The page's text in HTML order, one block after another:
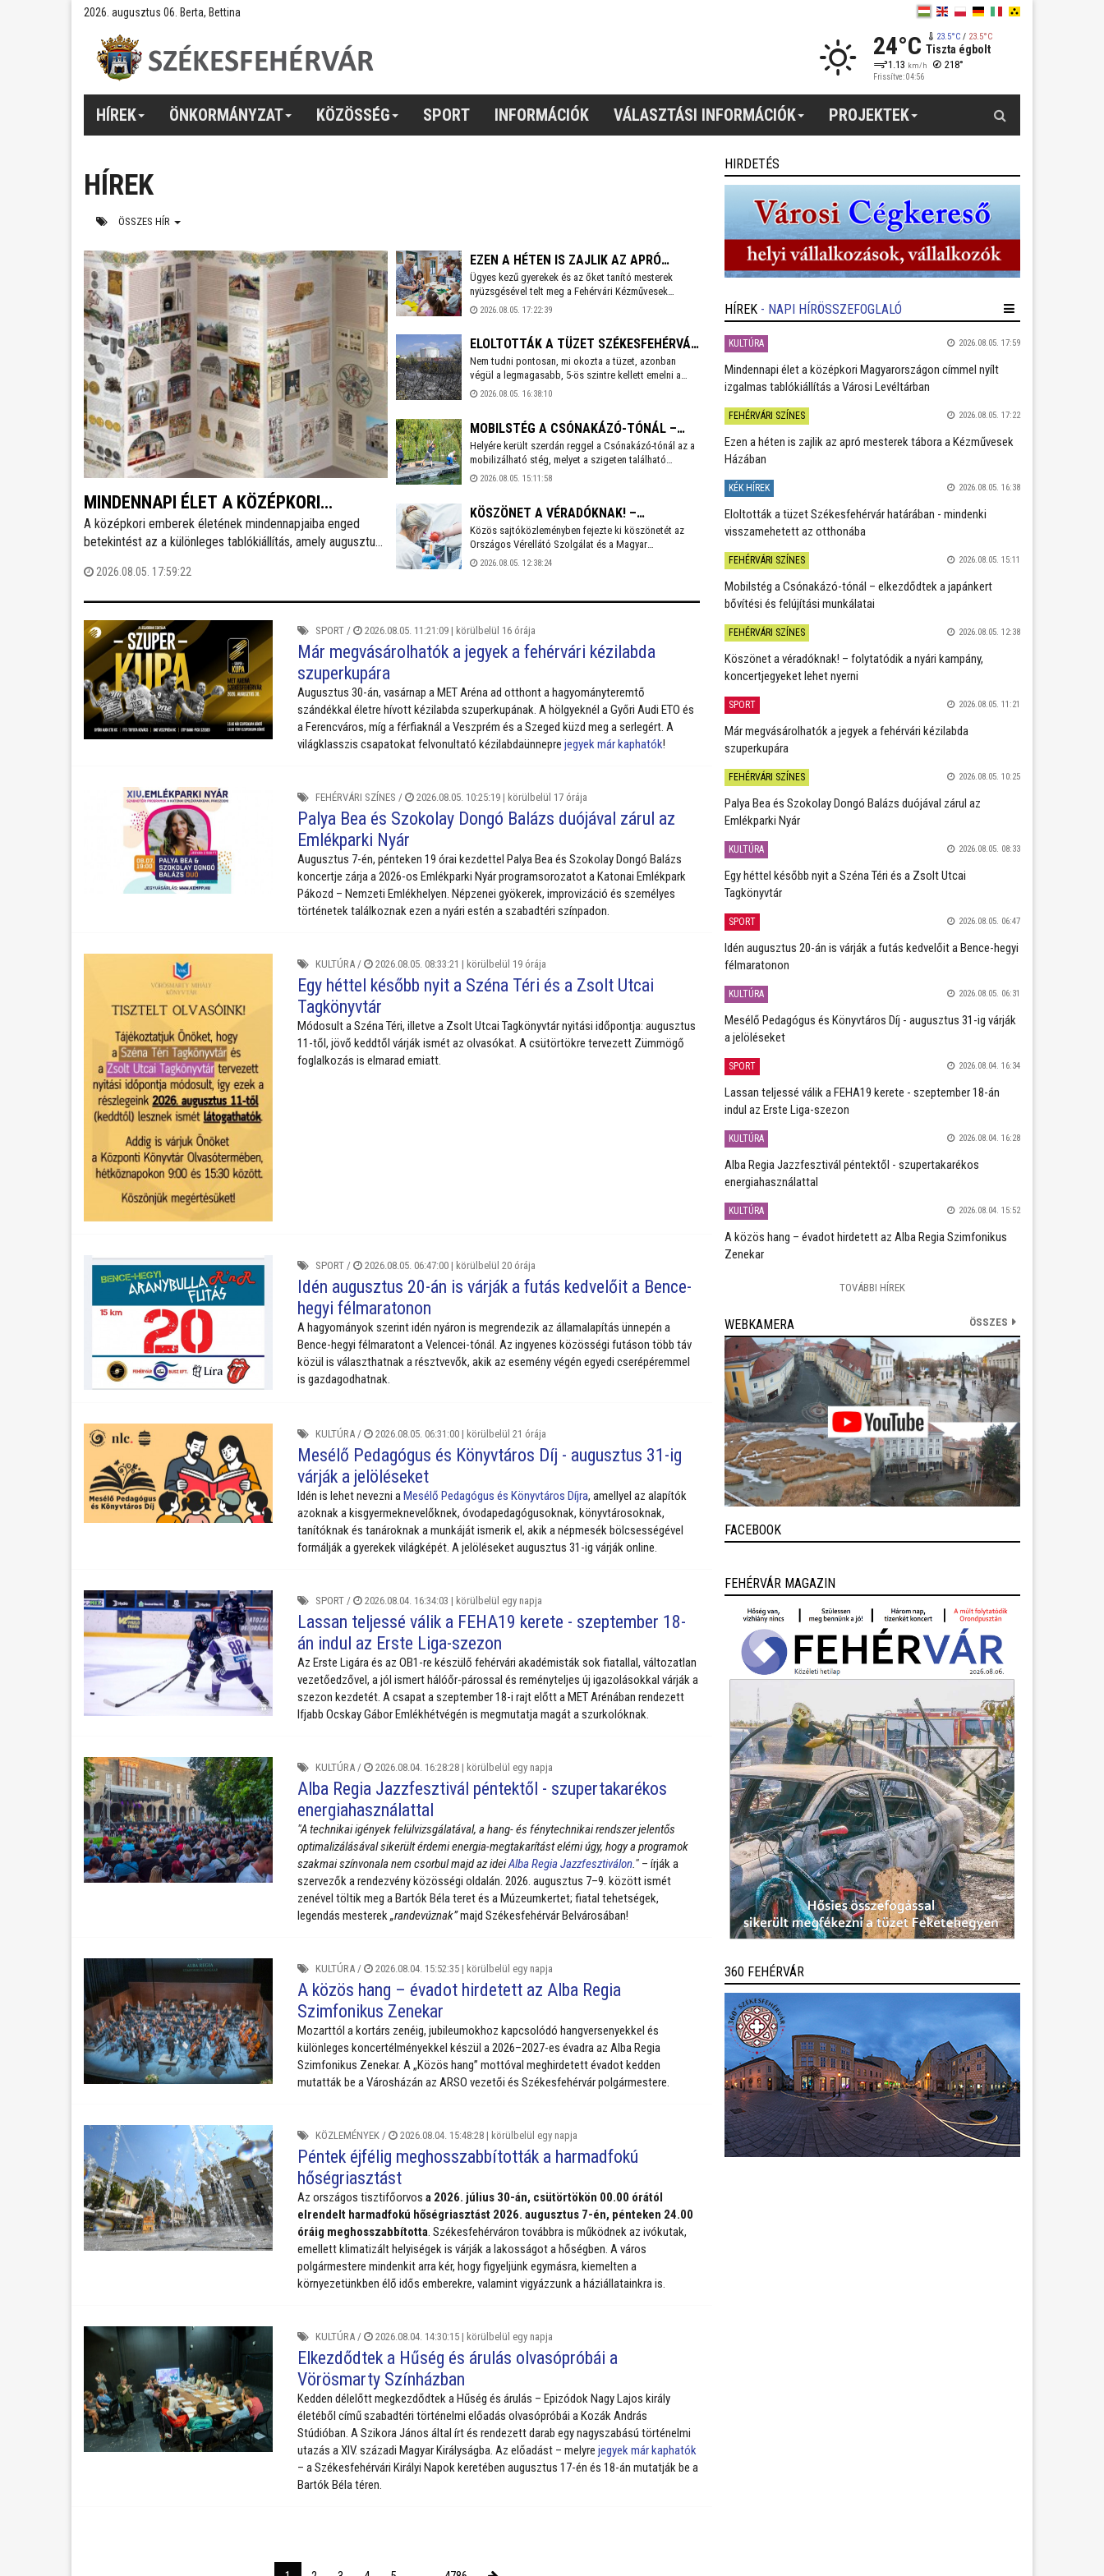
2026. augusztus 06. Berta, Bettina
24°C 23.5°C/ 23.5°C
Tiszta égbolt
1.13 km/h 218°
Frissítve: 04:56
HÍREK ÖNKORMÁNYZAT KÖZÖSSÉG SPORT INFORMÁCIÓK VÁLASZTÁSI INFORMÁCIÓK PROJEKTEK
HÍREK
ÖSSZES HÍR
MINDENNAPI ÉLET A KÖZÉPKORI
MAGYARORSZÁGON CÍMMEL NYÍLT
IZGALMAS TABLÓKIÁLLÍTÁS A VÁROSI
LEVÉLTÁRBAN
A középkori emberek életének mindennapjaiba enged
betekintést az a különleges tablókiállítás, amely augusztus
Kutatóintézetben. A tárlat bemutatja többek között az
2026.08.05. 17:59:22
EZEN A HÉTEN IS ZAJLIK AZ APRÓ
MESTEREK TÁBORA A KÉZMŰVESEK
HÁZÁBAN
Ügyes kezű gyerekek és az őket tanító mesterek
nyüzsgésével telt meg a Fehérvári Kézművesek
Egyesületének Rác utcai portája. Ezen a héten zajlik a
elfoglaltságokkal. A tábor a tervek szerint jövőre is
folytatódik július és augusztus első hetében.
2026.08.05. 17:22:39
ELOLTOTTÁK A TÜZET SZÉKESFEHÉRVÁR
HATÁRÁBAN - MINDENKI
VISSZAMEHETETT AZ OTTHONÁBA
Nem tudni pontosan, mi okozta a tüzet, azonban
végül a legmagasabb, 5-ös szintre kellett emelni a
besorolását. A zártkertek és lakóépületek mellett a
András polgármester. A környék két utcáiból
hatvanegy embert menekítettek ki, őket már
visszaengedték otthonukba.
2026.08.05. 16:38:10
MOBILSTÉG A CSÓNAKÁZÓ-TÓNÁL –
ELKEZDŐDTEK A JAPÁNKERT BŐVÍTÉSI
ÉS FELÚJÍTÁSI MUNKÁLATAI
Helyére került szerdán reggel a Csónakázó-tónál az a
mobilizálható stég, melyet a szigeten található
japánkert felújításához és bővítéséhez használnak a
fogják beszállítani a szigetre a szükséges
nyersanyagokat és eszközöket.
2026.08.05. 15:11:58
KÖSZÖNET A VÉRADÓKNAK! –
FOLYTATÓDIK A NYÁRI KAMPÁNY,
KONCERTJEGYEKET LEHET NYERNI
Közös sajtóközleményben fejezte ki köszönetét az
Országos Vérellátó Szolgálat és a Magyar
Vöröskereszt azoknak a véradóknak, akik az elmúlt
szükség van a donorok segítségére.
2026.08.05. 12:38:24
SPORT/ 2026.08.05. 11:21:09 | körülbelül 16 órája
Már megvásárolhatók a jegyek a fehérvári kézilabda
szuperkupára
Augusztus 30-án, vasárnap a MET Aréna ad otthont a hagyományteremtő
szándékkal életre hívott kézilabda szuperkupának. A hölgyeknél a Győri Audi ETO és
a Ferencváros, míg a férfiaknál a Veszprém és a Szeged küzd meg a serlegért. A
világklasszis csapatokat felvonultató kézilabdaünnepre jegyek már kaphatók!
FEHÉRVÁRI SZÍNES / 2026.08.05. 10:25:19 | körülbelül 17 órája
Palya Bea és Szokolay Dongó Balázs duójával zárul az
Emlékparki Nyár
Augusztus 7-én, pénteken 19 órai kezdettel Palya Bea és Szokolay Dongó Balázs
koncertje zárja a 2026-os Emlékparki Nyár programsorozatot a Katonai Emlékpark
Pákozd – Nemzeti Emlékhelyen. Népzenei gyökerek, improvizáció és személyes
történetek találkoznak ezen a nyári estén a szabadtéri színpadon.
KULTÚRA/ 2026.08.05. 08:33:21 | körülbelül 19 órája
Egy héttel később nyit a Széna Téri és a Zsolt Utcai
Tagkönyvtár
Módosult a Széna Téri, illetve a Zsolt Utcai Tagkönyvtár nyitási időpontja: augusztus
11-től, jövő keddtől várják ismét az olvasókat. A csütörtökre tervezett Zümmögő
foglalkozás is elmarad emiatt.
SPORT/ 2026.08.05. 06:47:00 | körülbelül 20 órája
Idén augusztus 20-án is várják a futás kedvelőit a Bence-
hegyi félmaratonon
A hagyományok szerint idén nyáron is megrendezik az államalapítás ünnepén a
Bence-hegyi félmaratont a Velencei-tónál. Az ingyenes közösségi futáson több táv
közül is választhatnak a résztvevők, akik az esemény végén egyedi cserépéremmel
is gazdagodhatnak.
KULTÚRA/ 2026.08.05. 06:31:00 | körülbelül 21 órája
Mesélő Pedagógus és Könyvtáros Díj - augusztus 31-ig
várják a jelöléseket
Idén is lehet nevezni aMesélő Pedagógus és Könyvtáros Díjra, amellyel az alapítók
azoknak a kisgyermeknevelőknek, óvodapedagógusoknak, könyvtárosoknak,
tanítóknak és tanároknak a munkáját ismerik el, akik a népmesék bölcsességével
formálják a gyerekek világképét. A jelöléseket augusztus 31-ig várják online.
SPORT/ 2026.08.04. 16:34:03 | körülbelül egy napja
Lassan teljessé válik a FEHA19 kerete - szeptember 18-
án indul az Erste Liga-szezon
Az Erste Ligára és az OB1-re készülő fehérvári akadémisták sok fiatallal, változatlan
vezetőedzővel, a jól ismert hálóőr-párossal és reményteljes új igazolásokkal várják a
szezon kezdetét. A csapat a szeptember 18-i rajt előtt a MET Arénában rendezett
Ifjabb Ocskay Gábor Emlékhétvégén is megmutatja magát a szurkolóknak.
KULTÚRA/ 2026.08.04. 16:28:28 | körülbelül egy napja
Alba Regia Jazzfesztivál péntektől - szupertakarékos
energiahasználattal
"A technikai igények felülvizsgálatával, a hang- és fénytechnikai rendszer jelentős
optimalizálásával sikerült érdemi energia-megtakarítást elérni úgy, hogy a programok
szakmai színvonala nem csorbul majd az ideiAlba Regia Jazzfesztiválon."– írják a
szervezők a rendezvény közösségi oldalán. 2026. augusztus 7–9. között ismét
zenével töltik meg a Bartók Béla teret és a Múzeumkertet; fiatal tehetségek,
legendás mesterek„randevúznak”majd Székesfehérvár Belvárosában!
KULTÚRA/ 2026.08.04. 15:52:35 | körülbelül egy napja
A közös hang – évadot hirdetett az Alba Regia
Szimfonikus Zenekar
Mozarttól a kortárs zenéig, jubileumokhoz kapcsolódó hangversenyekkel és
különleges koncertélményekkel készül a 2026–2027-es évadra az Alba Regia
Szimfonikus Zenekar. A „Közös hang” mottóval meghirdetett évadot kedden
mutatták be a Városházán az ARSO vezetői és Székesfehérvár polgármestere.
KÖZLEMÉNYEK/ 2026.08.04. 15:48:28 | körülbelül egy napja
Péntek éjfélig meghosszabbították a harmadfokú
hőségriasztást
Az országos tisztifőorvos a 2026. július 30-án, csütörtökön 00.00 órától
elrendelt harmadfokú hőségriasztást 2026. augusztus 7-én, pénteken 24.00
óráig meghosszabbította. Székesfehérváron továbbra is működnek az ivókutak,
emellett klimatizált helyiségek is várják a lakosságot a hőségben. A város
polgármestere mindenkit arra kér, hogy figyeljünk egymásra, kiemelten a
környezetünkben élő idős emberekre, valamint vigyázzunk a háziállatainkra is.
KULTÚRA/ 2026.08.04. 14:30:15 | körülbelül egy napja
Elkezdődtek a Hűség és árulás olvasópróbái a
Vörösmarty Színházban
Kedden délelőtt megkezdődtek a Hűség és árulás – Epizódok Nagy Lajos király
életéből című szabadtéri történelmi előadás olvasópróbái a Kozák András
Stúdióban. A Szikora János által írt és rendezett darab egy nagyszabású történelmi
utazás a XIV. századi Magyar Királyságba. Az előadást – melyre jegyek már kaphatók
– a Székesfehérvári Királyi Napok keretében augusztus 17-én és 18-án mutatják be a
Bartók Béla téren.
HIRDETÉS
HÍREK - NAPI HÍRÖSSZEFOGLALÓ
KULTÚRA 2026.08.05. 17:59
Mindennapi élet a középkori Magyarországon címmel nyílt
izgalmas tablókiállítás a Városi Levéltárban
FEHÉRVÁRI SZÍNES 2026.08.05. 17:22
Ezen a héten is zajlik az apró mesterek tábora a Kézművesek
Házában
KÉK HÍREK 2026.08.05. 16:38
Eloltották a tüzet Székesfehérvár határában - mindenki
visszamehetett az otthonába
FEHÉRVÁRI SZÍNES 2026.08.05. 15:11
Mobilstég a Csónakázó-tónál – elkezdődtek a japánkert
bővítési és felújítási munkálatai
FEHÉRVÁRI SZÍNES 2026.08.05. 12:38
Köszönet a véradóknak! – folytatódik a nyári kampány,
koncertjegyeket lehet nyerni
SPORT 2026.08.05. 11:21
Már megvásárolhatók a jegyek a fehérvári kézilabda
szuperkupára
FEHÉRVÁRI SZÍNES 2026.08.05. 10:25
Palya Bea és Szokolay Dongó Balázs duójával zárul az
Emlékparki Nyár
KULTÚRA 2026.08.05. 08:33
Egy héttel később nyit a Széna Téri és a Zsolt Utcai
Tagkönyvtár
SPORT 2026.08.05. 06:47
Idén augusztus 20-án is várják a futás kedvelőit a Bence-hegyi
félmaratonon
KULTÚRA 2026.08.05. 06:31
Mesélő Pedagógus és Könyvtáros Díj - augusztus 31-ig várják
a jelöléseket
SPORT 2026.08.04. 16:34
Lassan teljessé válik a FEHA19 kerete - szeptember 18-án
indul az Erste Liga-szezon
KULTÚRA 2026.08.04. 16:28
Alba Regia Jazzfesztivál péntektől - szupertakarékos
energiahasználattal
KULTÚRA 2026.08.04. 15:52
A közös hang – évadot hirdetett az Alba Regia Szimfonikus
Zenekar
TOVÁBBI HÍREK
WEBKAMERA ÖSSZES
FACEBOOK
FEHÉRVÁR MAGAZIN
360 FEHÉRVÁR